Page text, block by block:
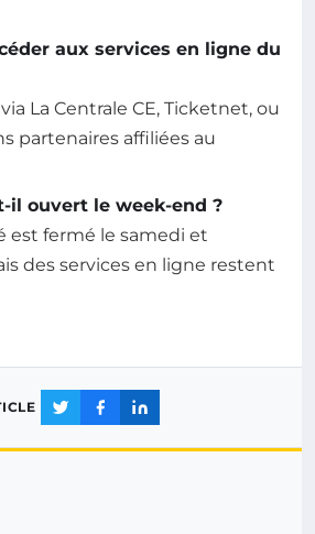
aux services en ligne du
via La Centrale CE, Ticketnet, ou
partenaires affiliées au
il ouvert le week-end ?
est fermé le samedi et
des services en ligne restent